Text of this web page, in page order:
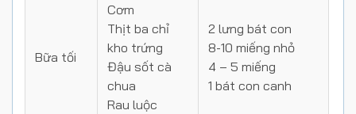
Bữa tối
Cơm
Thịt ba chỉ
kho trứng
Đậu sốt cà
chua
Rau luộc
2 lưng bát con
8-10 miếng nhỏ
4 – 5 miếng
1 bát con canh